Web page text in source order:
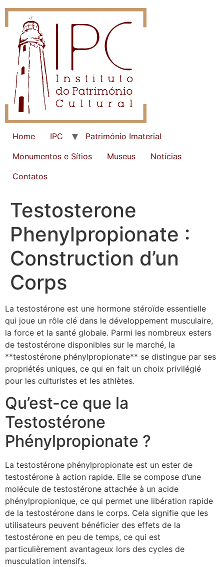
Home IPC
Património Imaterial
Monumentos e Sítios
Museus
Notícias
Contatos
Testosterone
Phenylpropionate :
Construction d’un
Corps
La testostérone est une hormone stéroïde essentielle
qui joue un rôle clé dans le développement musculaire,
la force et la santé globale. Parmi les nombreux esters
de testostérone disponibles sur le marché, la
**testostérone phénylpropionate** se distingue par ses
propriétés uniques, ce qui en fait un choix privilégié
pour les culturistes et les athlètes.
Qu’est-ce que la
Testostérone
Phénylpropionate ?
La testostérone phénylpropionate est un ester de
testostérone à action rapide. Elle se compose d’une
molécule de testostérone attachée à un acide
phénylpropionique, ce qui permet une libération rapide
de la testostérone dans le corps. Cela signifie que les
utilisateurs peuvent bénéficier des effets de la
testostérone en peu de temps, ce qui est
particulièrement avantageux lors des cycles de
musculation intensifs.